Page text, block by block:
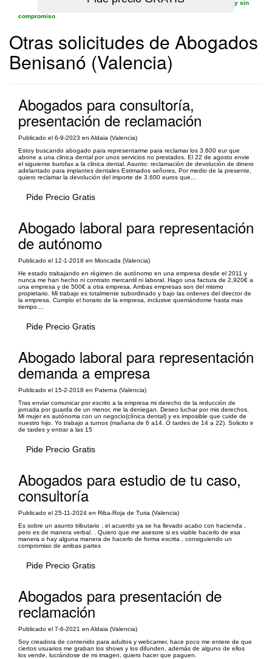
y sin
compromiso
Otras solicitudes de Abogados
Benisanó (Valencia)
Abogados para consultoría,
presentación de reclamación
Publicado el 6-9-2023 en Aldaia (Valencia)
Estoy buscando abogado para representarme para reclamar los 3.600 eur que
abone a una clinica dental por unos servicios no prestados. El 22 de agosto envie
el siguiente burofax a la clinica dental. Asunto: reclamación de devolución de dinero
adelantado para implantes dentales Estimados señores, Por medio de la presente,
quiero reclamar la devolución del importe de 3.600 euros que...
Pide Precio Gratis
Abogado laboral para representación
de autónomo
Publicado el 12-1-2018 en Moncada (Valencia)
He estado trabajando en régimen de autónomo en una empresa desde el 2011 y
nunca me han hecho ni contrato mercantil ni laboral. Hago una factura de 2,920€ a
una empresa y de 500€ a otra empresa. Ambas empresas son del mismo
propietario. Mi trabajo es totalmente subordinado y bajo las ordenes del director de
la empresa. Cumplo el horario de la empresa, inclusive quemándome hasta mas
tiempo....
Pide Precio Gratis
Abogado laboral para representación
demanda a empresa
Publicado el 15-2-2018 en Paterna (Valencia)
Tras enviar comunicar por escrito a la empresa mi derecho de la reducción de
jornada por guarda de un menor, me la deniegan. Deseo luchar por mis derechos.
Mi mujer es autónoma con un negocio(clínica dental) y es imposible que cuide de
nuestro hijo. Yo trabajo a turnos (mañana de 6 a14. O tardes de 14 a 22). Solicito ir
de tardes y entrar a las 15
Pide Precio Gratis
Abogados para estudio de tu caso,
consultoría
Publicado el 25-11-2024 en Riba-Roja de Turia (Valencia)
Es sobre un asunto tributario , el acuerdo ya se ha llevado acabo con hacienda ,
pero es de manera verbal. . Quiero que me asesore si es viable hacerlo de esa
manera o hay alguna manera de hacerlo de forma escrita , consiguiendo un
compromiso de ambas partes
Pide Precio Gratis
Abogados para presentación de
reclamación
Publicado el 7-6-2021 en Aldaia (Valencia)
Soy creadora de contenido para adultos y webcamer, hace poco me entere de que
ciertos usuarios me graban los shows y los difunden, además de alguno de ellos
los vende, lucrándose de mi imagen, quiero hacer que paguen.